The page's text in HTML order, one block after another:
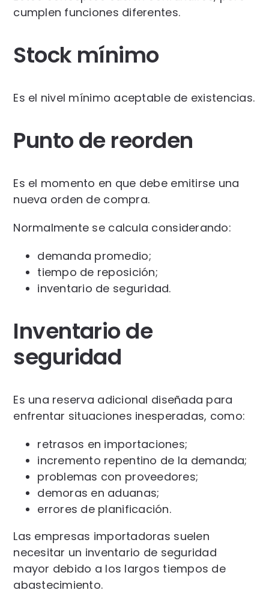
cumplen funciones diferentes.
Stock mínimo
Es el nivel mínimo aceptable de existencias.
Punto de reorden
Es el momento en que debe emitirse una
nueva orden de compra.
Normalmente se calcula considerando:
demanda promedio;
tiempo de reposición;
inventario de seguridad.
Inventario de
seguridad
Es una reserva adicional diseñada para
enfrentar situaciones inesperadas, como:
retrasos en importaciones;
incremento repentino de la demanda;
problemas con proveedores;
demoras en aduanas;
errores de planificación.
Las empresas importadoras suelen
necesitar un inventario de seguridad
mayor debido a los largos tiempos de
abastecimiento.